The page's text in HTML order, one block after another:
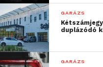
GARÁZS
duplázódó
GARÁZS